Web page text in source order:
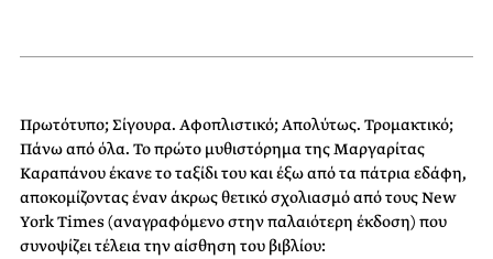
Πρωτότυπο; Σίγουρα. Αφοπλιστικό; Απολύτως. Τρομακτικό;
Πάνω από όλα. Το πρώτο μυθιστόρημα της Μαργαρίτας
Καραπάνου έκανε το ταξίδι του και έξω από τα πάτρια εδάφη,
αποκομίζοντας έναν άκρως θετικό σχολιασμό από τους New
York Times (αναγραφόμενο στην παλαιότερη έκδοση) που
συνοψίζει τέλεια την αίσθηση του βιβλίου: